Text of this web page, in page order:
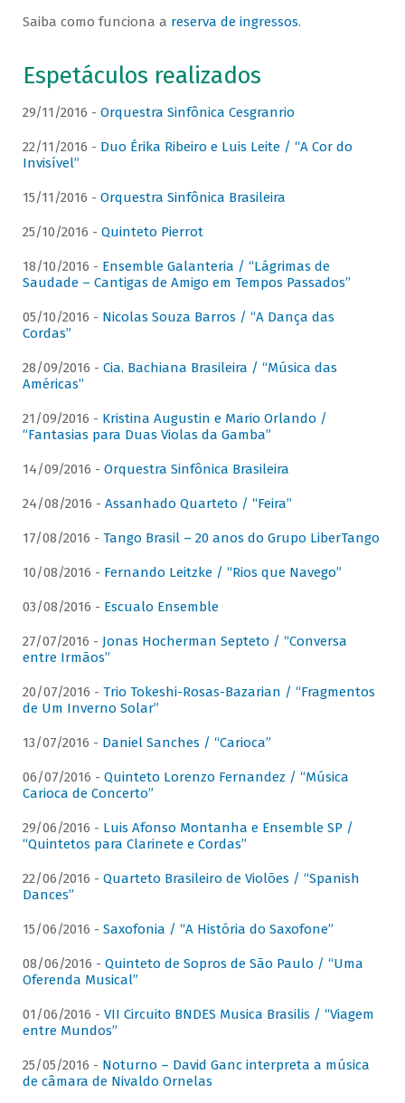
Saiba como funciona a reserva de ingressos.
Espetáculos realizados
29/11/2016 - Orquestra Sinfônica Cesgranrio
22/11/2016 - Duo Érika Ribeiro e Luis Leite / “A Cor do
Invisível”
15/11/2016 - Orquestra Sinfônica Brasileira
25/10/2016 - Quinteto Pierrot
18/10/2016 - Ensemble Galanteria / “Lágrimas de
Saudade – Cantigas de Amigo em Tempos Passados”
05/10/2016 - Nicolas Souza Barros / “A Dança das
Cordas”
28/09/2016 - Cia. Bachiana Brasileira / “Música das
Américas”
21/09/2016 - Kristina Augustin e Mario Orlando /
“Fantasias para Duas Violas da Gamba”
14/09/2016 - Orquestra Sinfônica Brasileira
24/08/2016 - Assanhado Quarteto / “Feira”
17/08/2016 - Tango Brasil – 20 anos do Grupo LiberTango
10/08/2016 - Fernando Leitzke / “Rios que Navego”
03/08/2016 - Escualo Ensemble
27/07/2016 - Jonas Hocherman Septeto / “Conversa
entre Irmãos”
20/07/2016 - Trio Tokeshi-Rosas-Bazarian / “Fragmentos
de Um Inverno Solar”
13/07/2016 - Daniel Sanches / “Carioca”
06/07/2016 - Quinteto Lorenzo Fernandez / “Música
Carioca de Concerto”
29/06/2016 - Luis Afonso Montanha e Ensemble SP /
“Quintetos para Clarinete e Cordas”
22/06/2016 - Quarteto Brasileiro de Violões / “Spanish
Dances”
15/06/2016 - Saxofonia / “A História do Saxofone”
08/06/2016 - Quinteto de Sopros de São Paulo / “Uma
Oferenda Musical”
01/06/2016 - VII Circuito BNDES Musica Brasilis / “Viagem
entre Mundos”
25/05/2016 - Noturno – David Ganc interpreta a música
de câmara de Nivaldo Ornelas